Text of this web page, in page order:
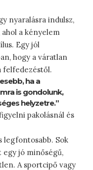
nyaralásra indulsz,
a kényelem
Egy jól
hogy a váratlan
felfedezéstől.
ha a
is gondolunk,
helyzetre.”
pakolásnál és
legfontosabb. Sok
jó minőségű,
A sportcipő vagy